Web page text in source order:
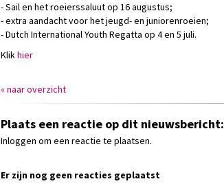
- Sail en het roeierssaluut op 16 augustus;
- extra aandacht voor het jeugd- en juniorenroeien;
- Dutch International Youth Regatta op 4 en 5 juli.
Klikhier
« naar overzicht
Plaats een reactie op dit nieuwsbericht:
Inloggen om een reactie te plaatsen.
Er zijn nog geen reacties geplaatst